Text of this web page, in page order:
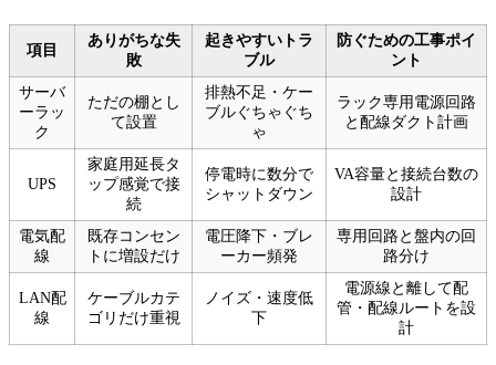
項目
ありがちな失
敗
起きやすいトラ
ブル
防ぐための工事ポイ
ント
サーバ
ーラッ
ク
ただの棚とし
て設置
排熱不足・ケー
ブルぐちゃぐち
ゃ
ラック専用電源回路
と配線ダクト計画
UPS
家庭用延長タ
ップ感覚で接
続
停電時に数分で
シャットダウン
VA容量と接続台数の
設計
電気配
線
既存コンセン
トに増設だけ
電圧降下・ブレ
ーカー頻発
専用回路と盤内の回
路分け
LAN配
線
ケーブルカテ
ゴリだけ重視
ノイズ・速度低
下
電源線と離して配
管・配線ルートを設
計